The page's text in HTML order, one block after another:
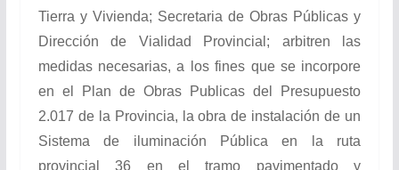
Tierra y Vivienda; Secretaria de Obras Públicas y
Dirección de Vialidad Provincial; arbitren las
medidas necesarias, a los fines que se incorpore
en el Plan de Obras Publicas del Presupuesto
2.017 de la Provincia, la obra de instalación de un
Sistema de iluminación Pública en la ruta
provincial 36 en el tramo pavimentado y